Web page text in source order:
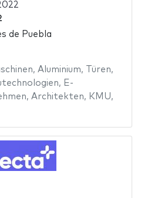
de Puebla
, Aluminium, Türen,
, E-
, Architekten, KMU,